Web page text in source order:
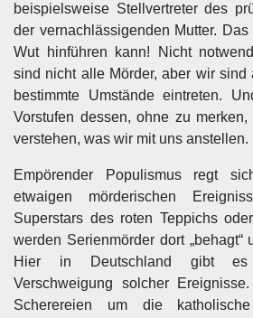
beispielsweise Stellvertreter des
der vernachlässigenden Mutter.
Wut hinführen kann! Nicht
sind nicht alle Mörder, aber wir sind
bestimmte Umstände eintreten.
Vorstufen dessen, ohne zu
verstehen, was wir mit uns anstellen.
Empörender Populismus regt
etwaigen mörderischen
Superstars des roten Teppichs
werden Serienmörder dort „behagt“
Hier in Deutschland gibt es
Verschweigung solcher
Scherereien um die